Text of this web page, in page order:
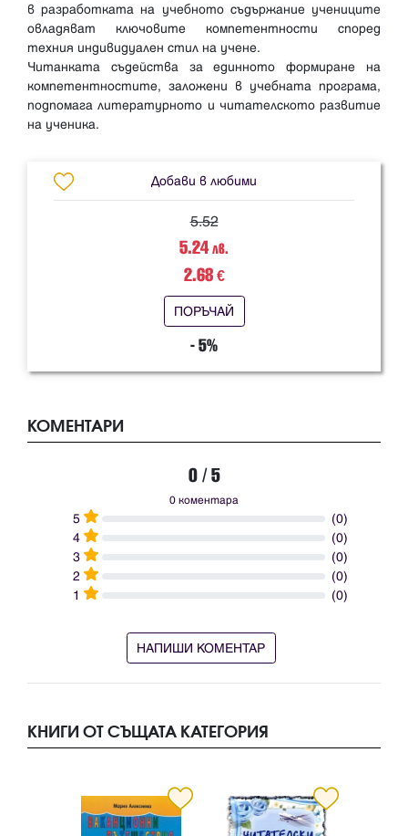
в разработката на учебното съдържание учениците
овладяват ключовите компетентности според
техния индивидуален стил на учене.
Читанката съдейства за единното формиране на
компетентностите, заложени в учебната програма,
подпомага литературното и читателското развитие
Добави в любими
5.52
5.24 лв.
2.68€
ПОРЪЧАЙ
- 5%
КОМЕНТАРИ
0 / 5
0 коментара
5
(0)
4
(0)
3
(0)
2
(0)
1
(0)
НАПИШИ КОМЕНТАР
КНИГИ ОТ СЪЩАТА КАТЕГОРИЯ